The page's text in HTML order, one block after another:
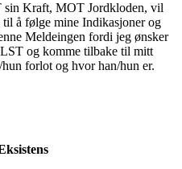
sin Kraft, MOT Jordkloden, vil
å følge mine Indikasjoner og
Meldeingen fordi jeg ønsker
og komme tilbake til mitt
forlot og hvor han/hun er.